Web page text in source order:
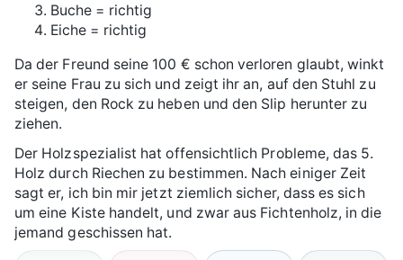
Buche = richtig
Eiche = richtig
Da der Freund seine 100 € schon verloren glaubt, winkt
er seine Frau zu sich und zeigt ihr an, auf den Stuhl zu
steigen, den Rock zu heben und den Slip herunter zu
ziehen.
Der Holzspezialist hat offensichtlich Probleme, das 5.
Holz durch Riechen zu bestimmen. Nach einiger Zeit
sagt er, ich bin mir jetzt ziemlich sicher, dass es sich
um eine Kiste handelt, und zwar aus Fichtenholz, in die
jemand geschissen hat.